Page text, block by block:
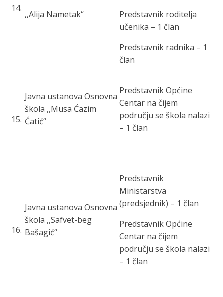
14.
,,Alija Nametak“
Predstavnik roditelja
učenika – 1 član
Predstavnik radnika – 1
član
15.
Javna ustanova Osnovna
škola ,,Musa Ćazim
Ćatić“
Predstavnik Općine
Centar na čijem
području se škola nalazi
– 1 član
16.
Javna ustanova Osnovna
škola ,,Safvet-beg
Bašagić“
Predstavnik
Ministarstva
(predsjednik) – 1 član
Predstavnik Općine
Centar na čijem
području se škola nalazi
– 1 član